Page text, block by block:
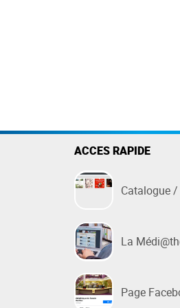
ACCES RAPIDE
Catalogue
La
Page